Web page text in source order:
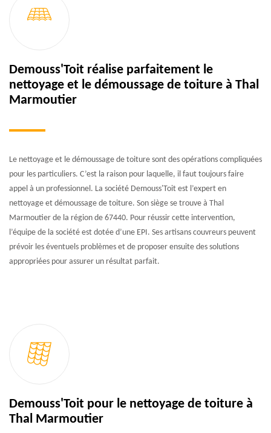
Demouss'Toit réalise parfaitement le
nettoyage et le démoussage de toiture à Thal
Marmoutier
Le nettoyage et le démoussage de toiture sont des opérations compliquées
pour les particuliers. C’est la raison pour laquelle, il faut toujours faire
appel à un professionnel. La société Demouss'Toit est l’expert en
nettoyage et démoussage de toiture. Son siège se trouve à Thal
Marmoutier de la région de 67440. Pour réussir cette intervention,
l’équipe de la société est dotée d’une EPI. Ses artisans couvreurs peuvent
prévoir les éventuels problèmes et de proposer ensuite des solutions
appropriées pour assurer un résultat parfait.
Demouss'Toit pour le nettoyage de toiture à
Thal Marmoutier